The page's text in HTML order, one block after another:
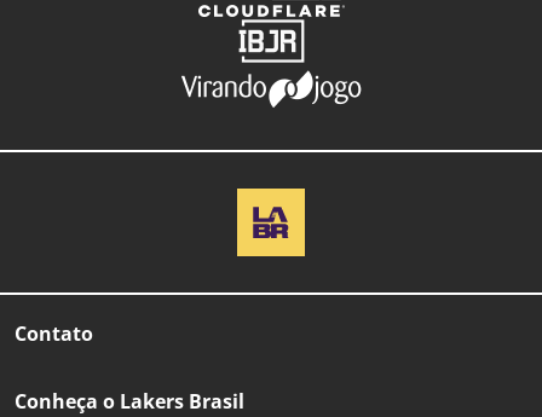
Contato
Conheça o Lakers Brasil